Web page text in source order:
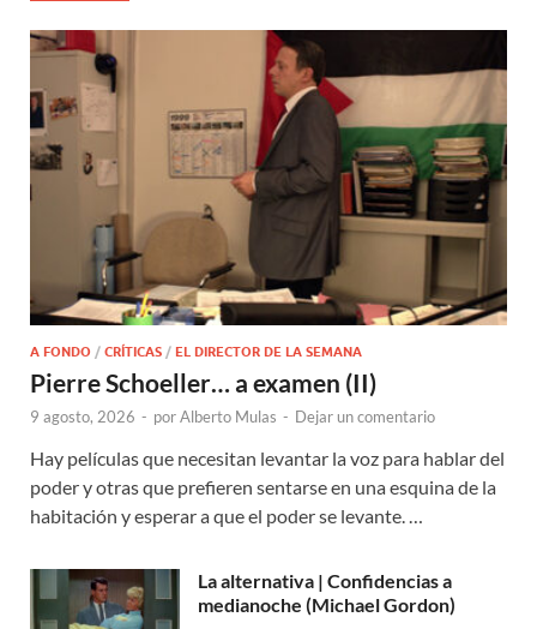
A FONDO / CRÍTICAS / EL DIRECTOR DE LA SEMANA
Pierre Schoeller… a examen (II)
9 agosto, 2026 - porAlberto Mulas - Dejar un comentario
Hay películas que necesitan levantar la voz para hablar del
poder y otras que prefieren sentarse en una esquina de la
habitación y esperar a que el poder se levante. …
La alternativa | Confidencias a
medianoche (Michael Gordon)